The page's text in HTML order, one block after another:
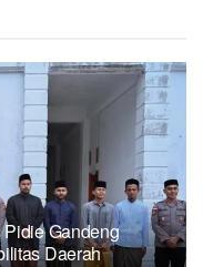
Gandeng
Daerah